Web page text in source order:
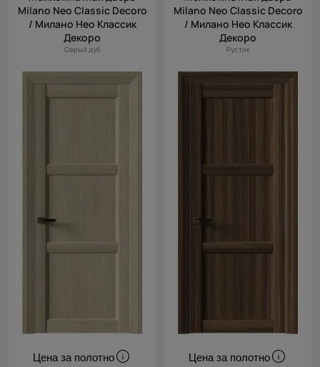
Milano Neo Classic Decoro
/ Милано Нео Классик
Декоро
Серый дуб
Цена за полотно
Milano Neo Classic Decoro
/ Милано Нео Классик
Декоро
Рустик
Цена за полотно